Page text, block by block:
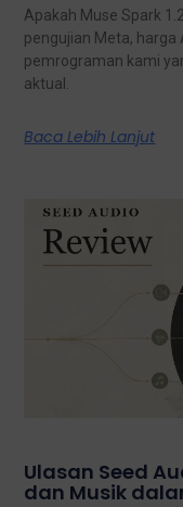
Apakah Muse Spark
pengujian Meta, harga
pemrograman kami
aktual.
Baca Lebih Lanjut
Ulasan Seed
dan Musik